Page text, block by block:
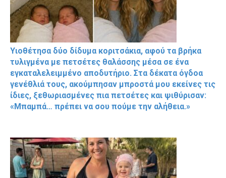
Υιοθέτησα δύο δίδυμα κοριτσάκια, αφού τα βρήκα
τυλιγμένα με πετσέτες θαλάσσης μέσα σε ένα
εγκαταλελειμμένο αποδυτήριο. Στα δέκατα όγδοα
γενέθλιά τους, ακούμπησαν μπροστά μου εκείνες τις
ίδιες, ξεθωριασμένες πια πετσέτες και ψιθύρισαν:
«Μπαμπά… πρέπει να σου πούμε την αλήθεια.»